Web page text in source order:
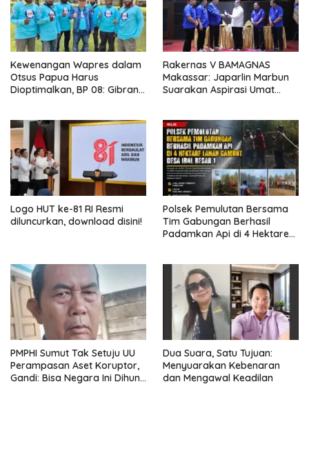
Kewenangan Wapres dalam
Otsus Papua Harus
Dioptimalkan, BP 08: Gibran
Kesejahteraan Papua
Rakernas V BAMAGNAS
Makassar: Japarlin Marbun
Suarakan Aspirasi Umat
Logo HUT ke-81 RI Resmi
diluncurkan, download disini!
Polsek Pemulutan Bersama
Tim Gabungan Berhasil
Padamkan Api di 4 Hektare
PMPHI Sumut Tak Setuju UU
Perampasan Aset Koruptor,
Gandi: Bisa Negara Ini Dihuni
Dua Suara, Satu Tujuan:
Menyuarakan Kebenaran
dan Mengawal Keadilan